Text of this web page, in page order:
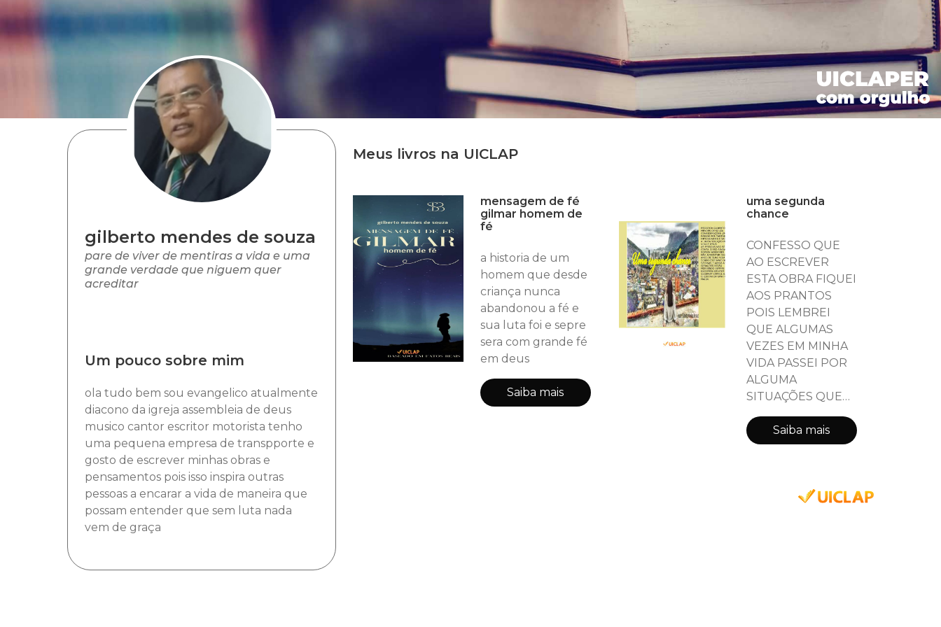
gilberto mendes de souza
pare de viver de mentiras a vida e uma
grande verdade que niguem quer
acreditar
Um pouco sobre mim
ola tudo bem sou evangelico atualmente
diacono da igreja assembleia de deus
musico cantor escritor motorista tenho
uma pequena empresa de transpporte e
gosto de escrever minhas obras e
pensamentos pois isso inspira outras
pessoas a encarar a vida de maneira que
possam entender que sem luta nada
vem de graça
Meus livros na UICLAP
mensagem de fé
gilmar homem de
fé
a historia de um
homem que desde
criança nunca
abandonou a fé e
sua luta foi e sepre
sera com grande fé
em deus
Saiba mais
uma segunda
chance
CONFESSO QUE
AO ESCREVER
ESTA OBRA FIQUEI
AOS PRANTOS
POIS LEMBREI
QUE ALGUMAS
VEZES EM MINHA
VIDA PASSEI POR
ALGUMA
SITUAÇÕES QUE
ME FIZERAM
LEMBRAR DA
MESMA COISA QUE
FATO E UMA
Saiba mais